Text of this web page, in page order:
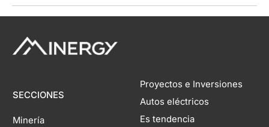
SECCIONES
Minería
Proyectos e Inversiones
Autos eléctricos
Es tendencia